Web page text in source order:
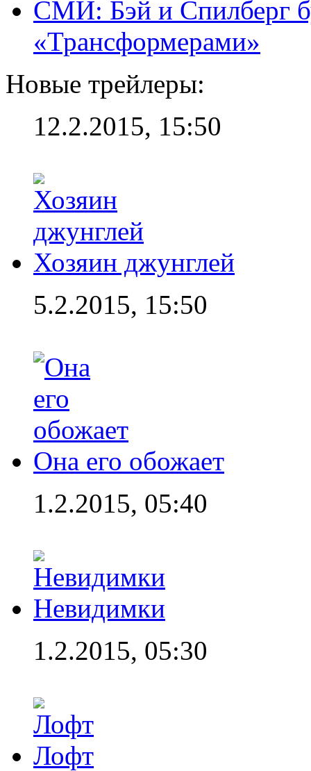
СМИ: Бэй и Спилберг
«Трансформерами»
Новые трейлеры:
12.2.2015, 15:50
Хозяин джунглей
5.2.2015, 15:50
Она его обожает
1.2.2015, 05:40
Невидимки
1.2.2015, 05:30
Лофт